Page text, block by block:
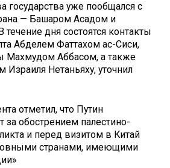
государства уже пообщался с
— Башаром Асадом и
дня состоятся контакты
Абделем Фаттахом ас-Сиси,
Махмудом Аббасом, а также
Нетаньяху, уточнил
отметил, что Путин
за обострением палестино-
и перед визитом в Китай
странами, имеющими